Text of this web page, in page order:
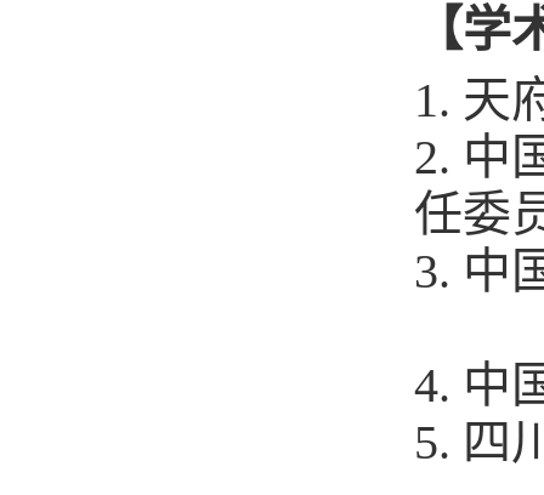
【学
1. 天
2. 中
任
3. 中
4. 中
5.